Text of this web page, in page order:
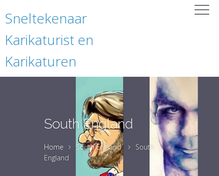
Sneltekenaar
Karikaturist en
Karikaturen
South England
Home South England
South
England